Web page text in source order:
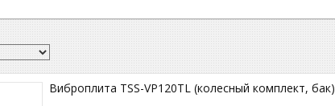
Виброплита TSS-VP120TL (колесный комплект, бак)